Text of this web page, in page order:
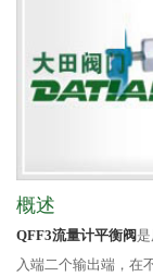
概述
QFF3流量计平衡阀
入端二个输出端，在